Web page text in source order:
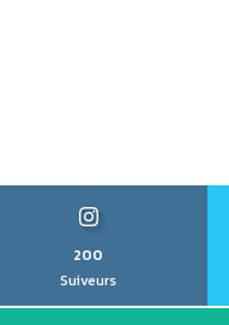
200
Suiveurs